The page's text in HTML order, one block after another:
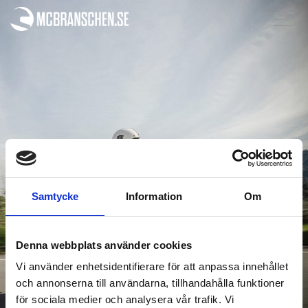
Samtycke Information Om
Denna webbplats använder cookies
Vi använder enhetsidentifierare för att anpassa innehållet
och annonserna till användarna, tillhandahålla funktioner
för sociala medier och analysera vår trafik. Vi